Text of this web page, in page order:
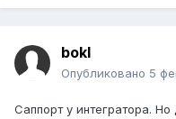
bokl
Опубликовано 5
Саппорт у интегратора.